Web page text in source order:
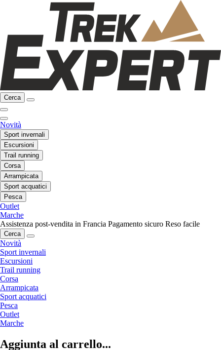
Cerca
Novità
Sport invernali
Escursioni
Trail running
Corsa
Arrampicata
Sport acquatici
Pesca
Outlet
Marche
Assistenza post-vendita in Francia Pagamento sicuro Reso facile
Cerca
Novità
Sport invernali
Escursioni
Trail running
Corsa
Arrampicata
Sport acquatici
Pesca
Outlet
Marche
Aggiunta al carrello...